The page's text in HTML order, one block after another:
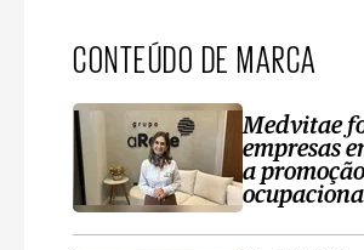
CONTEÚDO DE MARCA
Medvitae
empresas
a